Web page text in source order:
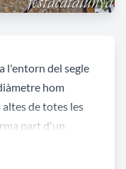
l'entorn del segle
hom
altes de totes les
part d'un